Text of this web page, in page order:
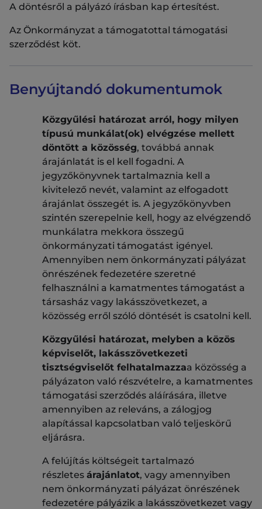
A döntésről a pályázó írásban kap értesítést.
Az Önkormányzat a támogatottal támogatási
szerződést köt.
Benyújtandó dokumentumok
Közgyűlési határozat arról, hogy milyen
típusú munkálat(ok) elvégzése mellett
döntött a közösség, továbbá annak
árajánlatát is el kell fogadni. A
jegyzőkönyvnek tartalmaznia kell a
kivitelező nevét, valamint az elfogadott
árajánlat összegét is. A jegyzőkönyvben
szintén szerepelnie kell, hogy az elvégzendő
munkálatra mekkora összegű
önkormányzati támogatást igényel.
Amennyiben nem önkormányzati pályázat
önrészének fedezetére szeretné
felhasználni a kamatmentes támogatást a
társasház vagy lakásszövetkezet, a
közösség erről szóló döntését is csatolni kell.
Közgyűlési határozat, melyben a közös
képviselőt, lakásszövetkezeti
tisztségviselőt felhatalmazzaa közösség a
pályázaton való részvételre, a kamatmentes
támogatási szerződés aláírására, illetve
amennyiben az releváns, a zálogjog
alapítással kapcsolatban való teljeskörű
eljárásra.
A felújítás költségeit tartalmazó
részletes árajánlatot, vagy amennyiben
nem önkormányzati pályázat önrészének
fedezetére pályázik a lakásszövetkezet vagy